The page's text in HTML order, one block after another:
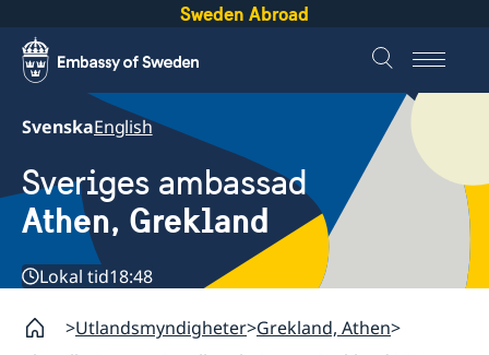
Sweden Abroad
SvenskaEnglish
Sveriges ambassad
Athen, Grekland
Lokal tid18:48
Utlandsmyndigheter Grekland, Athen